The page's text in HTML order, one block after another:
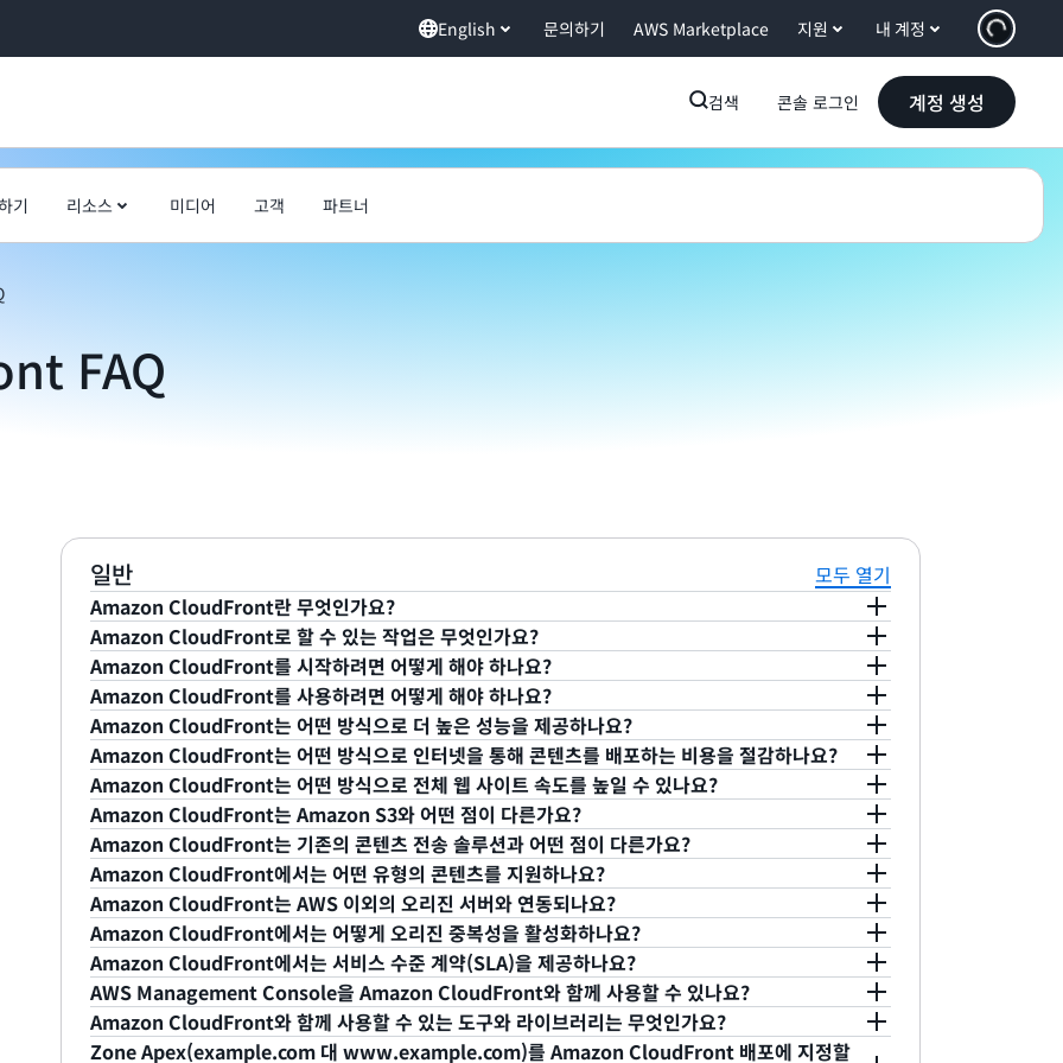
English 문의하기 AWS Marketplace 지원 내 계정
검색 콘솔 로그인 계정 생성
기 리소스 미디어 고객 파트너
FAQ
일반
모두 열기
Amazon CloudFront란 무엇인가요?
Amazon CloudFront는 비즈니스 및 웹 애플리케이션 개발자에게 짧은 지연 시간과 빠른 데이터 전
송 속도를 사용하여 콘텐츠를 간편하고 비용 효율적으로 배포할 수 있는 방법을 제공합니다. 모든 AWS
인프라 서비스와 마찬가지로 Amazon CloudFront는 장기 약정 또는 최소 요금이 필요 없고 사용량
에 따라 지불하는 셀프 서비스입니다. CloudFront를 활용하면 엣지 로케이션의 글로벌 네트워크를 사
용하여 최종 사용자에게 파일이 전송됩니다.
Amazon CloudFront로 할 수 있는 작업은 무엇인가요?
Amazon CloudFront에서는 다음과 같은 작업을 수행할 수 있는 간단한 API를 제공합니다.
전 세계에 있는 엣지 로케이션의 네트워크를 사용해 요청을 처리하여 짧은 지연 시간과 빠른 데이
터 전송 속도로 콘텐츠를 배포합니다.
계약 및 최소 약정 없이 시작할 수 있습니다.
Amazon CloudFront를 시작하려면 어떻게 해야 하나요?
Amazon CloudFront 세부 정보 페이지에서 ‘무료 계정 생성’ 버튼을 클릭합니다. Amazon
CloudFront를 통해 제공되는 파일의 오리진으로 다른 AWS 서비스를 선택할 경우, CloudFront 배포
를 생성하기 전에 해당 서비스에가입해야 합니다.
Amazon CloudFront를 사용하려면 어떻게 해야 하나요?
Amazon CloudFront를 사용하려면 다음을 수행합니다.
정적 파일의 경우 파일의 가장 신뢰할 수 있는 버전을 하나 이상의 오리진 서버에 저장합니다. 이는
Amazon S3 버킷이 될 수 있습니다. 개인화 또는 사용자 지정된 동적 생성 콘텐츠의 경우
Amazon EC2 또는 다른 웹 서버를 오리진 서버로 사용할 수 있습니다. 이들 오리진 서버는
Amazon CloudFront를 통해 배포될 사용자 콘텐츠를 저장하거나 생성합니다.
간단한 API 호출을 통해 Amazon CloudFront에 오리진 서버를 등록합니다. 이 호출은 Amazon
CloudFront 서비스를 통해 오리진 서버에서 배포하는 데 사용할 수 있는 CloudFront.net 도메인
이름을 반환합니다. 예를 들어 Amazon S3 버킷 “bucketname.s3.amazonaws.com”을 모든
사용자 정적 콘텐츠의 오리진으로 등록하고 Amazon EC2 인스턴스
“dynamic.myoriginserver.com”을 모든 동적 콘텐츠에 대해 등록할 수 있습니다. 그러면 API 또
Amazon CloudFront는 어떤 방식으로 더 높은 성능을 제공하나요?
Amazon CloudFront는 엣지 로케이션과 리전별 엣지 캐시로 구성된 글로벌 네트워크를 통해 콘텐츠
사본을 최종 사용자에게 가깝게 캐싱합니다. Amazon CloudFront는 사용자와 가장 가까운 엣지 로
케이션에서 최종 사용자 요청이 처리되도록 보장합니다. 그 결과 최종 사용자 요청이 전송되는 거리가
짧아져서 최종 사용자에 대한 성능이 향상됩니다. 엣지 로케이션과 리전 엣지 캐시에 캐시되지 않은 파
일의 경우 Amazon CloudFront는 오리진 서버와 지속적인 연결을 유지하여 해당 파일을 가능한 한
빨리 오리진 서버에서 가져올 수 있습니다. 마지막으로 Amazon CloudFront는 추가적인 최적화 도
구(예: 더 넓은 TCP 초기 정체 창)를 사용하여 콘텐츠를 최종 사용자에게 전달하는 동안 더 높은 성능을
제공합니다.
Amazon CloudFront는 어떤 방식으로 인터넷을 통해 콘텐츠를 배포하는 비용을 절감하나요?
다른 AWS 서비스와 마찬가지로, Amazon CloudFront는 최소 약정이 없으며 사용한 만큼만 비용을
지불합니다. 직접 파일을 호스팅하는 경우에 비해 Amazon CloudFront는 인터넷의 여러 사이트에서
캐시 서버의 네트워크를 운영하는 데 따르는 비용과 복잡성을 줄여주며 잠재적 트래픽 스파이크 문제
를 처리하기 위해 용량을 과도하게 프로비저닝해야 할 필요가 없습니다. 또한 Amazon CloudFront
는 엣지 로케이션에서 동일 파일에 대한 동시다발적인 최종 사용자 요청을 오리진 서버에 대한 단일 요
청으로 축소하는 등의 기술을 사용합니다. 이렇게 하면 오리진 서버의 로드가 줄어들어 오리진 인프라
의 규모를 조정해야 할 필요성이 감소하므로, 비용을 추가로 절감할 수 있습니다.
또한 AWS 오리진(예: Amazon S3, Amazon EC2 등)을 사용 중인 경우Amazon CloudFront로 전
송되는 AWS 데이터에 대해 더 이상 전송 비용이 부과되지 않습니다. 이러한 사항은 모든 AWS 리
Amazon CloudFront는 어떤 방식으로 전체 웹 사이트 속도를 높일 수 있나요?
Amazon CloudFront는 사용자가 파일에 설정한 표준 캐시 제어 헤더를 사용하여 정적 및 동적 콘텐
츠를 식별합니다. 단일 Amazon CloudFront 배포를 사용하여 모든 콘텐츠를 전송하면 성능 최적화
가 사용자의 전체 웹 사이트 또는 웹 애플리케이션에 적용되도록 할 수 있습니다. AWS 오리진을 사용
하면 오리진 경로를 추적 및 조정하고, 시스템 상태를 모니터링하며, 문제 발생 시 신속하게 응답할 수
있는 AWS 기능에서 비롯된 향상된 성능, 안정성 및 사용 편의성, 그리고 Amazon CloudFront와 다
른 AWS 서비스의 통합이라는 이점을 누릴 수 있습니다. 또한 정적 객체에는 Amazon S3를 사용하고,
동적 콘텐츠에는 Amazon EC2를 사용하고, 타사 콘텐츠는 사용자 지정 오리진을 사용하는 등 단일 사
이트에서도 다양한 유형의 콘텐츠에 서로 다른 오리진을 사용하면서 사용한 만큼만 요금을 지불하는
Amazon CloudFront는 Amazon S3와 어떤 점이 다른가요?
Amazon CloudFront는 인기 웹 사이트 이미지, 동영상, 미디어 파일, 소프트웨어 다운로드 등 엣지
전송의 이점을 활용하고 액세스 빈도가 높은 정적 콘텐츠를 배포하는 데 적합합니다.
Amazon CloudFront는 기존의 콘텐츠 전송 솔루션과 어떤 점이 다른가요?
Amazon CloudFront를 사용하면 계약이나 높은 가격에 대한 부담 없이 고성능 콘텐츠 전송의 이점
을 빠르게 누릴 수 있습니다. Amazon CloudFront는 모든 개발자가 셀프 서비스 모델을 통해 저렴하
고 사용량에 따라 지불하는 요금제에 액세스할 수 있도록 지원합니다. 이 외에도 개발자는 다른
Amazon Web Services와 긴밀하게 통합하는 이점을 얻을 수 있습니다. 이 솔루션에서는 Amazon
S3, Amazon EC2 및 Elastic Load Balancing을 간편하게 오리진 서버로 사용할 수 있으며, 개발자는
이를 통해 내구성 높은 스토리지와 고성능 전송의 이점을 동시에 누릴 수 있습니다. Amazon
Amazon CloudFront에서는 어떤 유형의 콘텐츠를 지원하나요?
Amazon CloudFront에서는 HTTP 또는 WebSocket 프로토콜을 사용하여 전송할 수 있는 콘텐츠를
지원합니다. 여기에는 HTML 또는 PHP 페이지와 같은 동적 웹페이지와 애플리케이션, 또는
WebSocket 기반 애플리케이션이 포함되며 웹사이트 이미지, 오디오, 비디오, 미디어 파일 또는 소프
트웨어 다운로드와 같이 웹 애플리케이션의 일부를 이루는 보편적인 정적 파일도 모두 포함됩니다. 또
한 Amazon CloudFront에서는 HTTP를 통한 라이브 또는 온디맨드 미디어 스트리밍 전송을 지원합
Amazon CloudFront는 AWS 이외의 오리진 서버와 연동되나요?
예. Amazon CloudFront는 원본 및 최종 콘텐츠 버전(정적 및 동적)을 보유하고있는 모든 오리진 서
버와 연동됩니다. 사용자 지정 오리진을 사용하는 데 따른 추가 요금은 없습니다.
Amazon CloudFront에서는 어떻게 오리진 중복성을 활성화하나요?
CloudFront 배포에 오리진을 추가할 때마다백업 오리진을 할당할 수 있습니다. 이렇게 하면 기본 오
리진을 이용할 수 없는 상황이 되어도 백업 오리진을 사용하여 자동으로 트래픽을 처리할 수 있습니다.
HTTP 4xx/5xx 상태 코드를 조합하여 선택하면 되는데, 이는 기본 오리진에서 반환될 경우 백업 오리
Amazon CloudFront에서는 서비스 수준 계약(SLA)을 제공하나요?
예. Amazon CloudFront SLA에서는 고객의 월간 가동 시간이 결제 주기의 서비스 약정보다 낮을 경
우 서비스 크레딧을 제공합니다. 자세한 내용은여기에서 확인할 수 있습니다.
AWS Management Console을 Amazon CloudFront와 함께 사용할 수 있나요?
예. AWS Management Console의 간단한 포인트 앤 클릭 방식의 웹 인터페이스를 통해 Amazon
Amazon CloudFront와 함께 사용할 수 있는 도구와 라이브러리는 무엇인가요?
Zone Apex(example.com 대 www.example.com)를 Amazon CloudFront 배포에 지정할